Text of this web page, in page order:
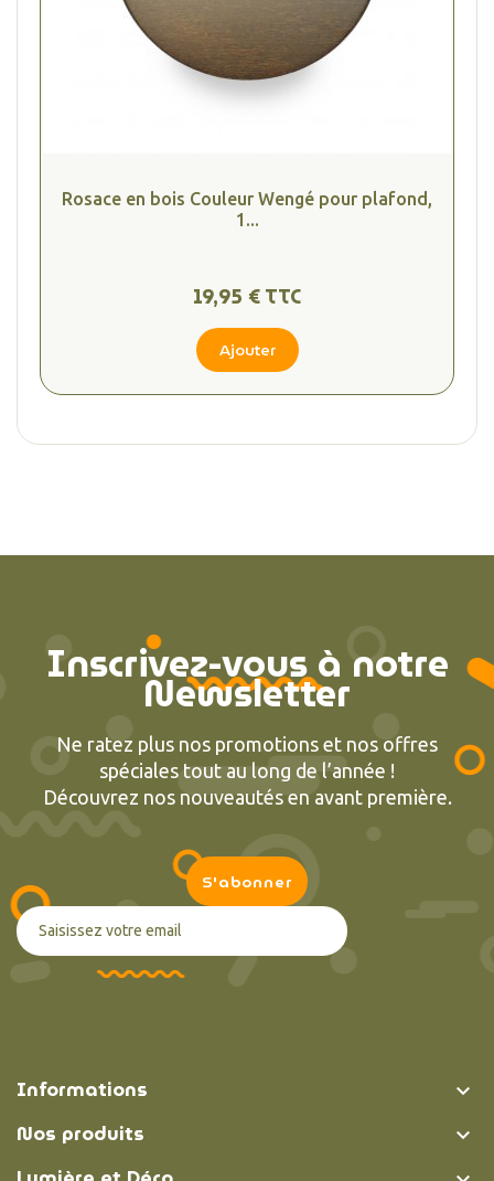
Rosace en bois Couleur Wengé pour plafond,
1...
19,95 € TTC
Ajouter
Inscrivez-vous à notre
Newsletter
Ne ratez plus nos promotions et nos offres
spéciales tout au long de l’année !
Découvrez nos nouveautés en avant première.
Informations 
Nos produits 